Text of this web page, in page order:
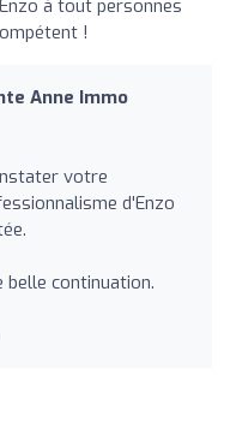
à tout personnes
!
Anne Immo
votre
d'Enzo
belle continuation.